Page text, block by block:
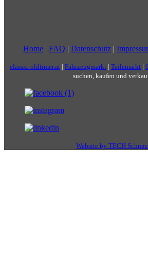
Home | FAQ | Datenschutz |
classic-oldtimer.at | Fahrzeugmarkt | Teilemarkt |
suchen, kaufen und
Website by TECH